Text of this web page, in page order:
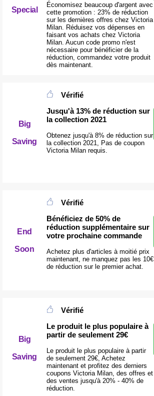
Special
Économisez beaucoup d'argent avec
cette promotion : 23% de réduction
sur les dernières offres chez Victoria
Milan. Réduisez vos dépenses en
faisant vos achats chez Victoria
Milan. Aucun code promo n'est
nécessaire pour bénéficier de la
réduction, commandez votre produit
dès maintenant.
Big
Saving
Vérifié
Jusqu'à 13% de réduction sur
la collection 2021
Obtenez jusqu'à 8% de réduction sur
la collection 2021, Pas de coupon
Victoria Milan requis.
End
Soon
Vérifié
Bénéficiez de 50% de
réduction supplémentaire sur
votre prochaine commande
Achetez plus d'articles à moitié prix
maintenant, ne manquez pas les 10€
de réduction sur le premier achat.
Big
Saving
Vérifié
Le produit le plus populaire à
partir de seulement 29€
Le produit le plus populaire à partir
de seulement 29€, Achetez
maintenant et profitez des derniers
coupons Victoria Milan, des offres et
des ventes jusqu'à 20% - 40% de
réduction.